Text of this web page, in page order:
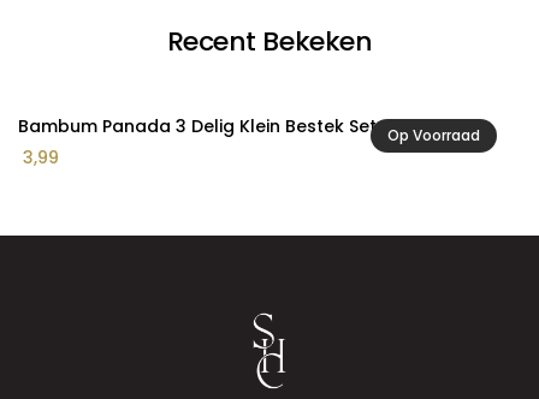
Recent Bekeken
Op Voorraad
Bambum Panada 3 Delig Klein Bestek Set
3,99